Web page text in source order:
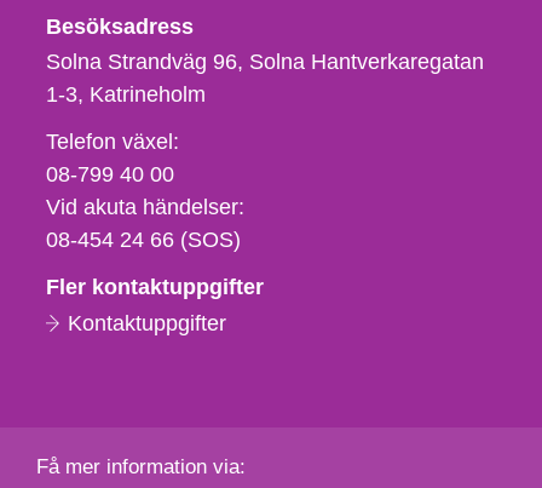
Besöksadress
Solna Strandväg 96, Solna Hantverkaregatan
1-3 Katrineholm
Telefon,
fax
och
e-
Telefon växel:
08-799 40 00
Vid akuta händelser:
08-454 24 66 (SOS)
Fler kontaktuppgifter
Kontaktuppgifter
Få mer information via: